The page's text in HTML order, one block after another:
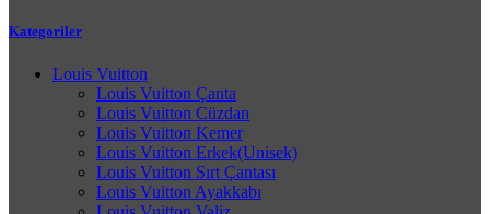
Kategoriler
Louis Vuitton
Louis Vuitton Çanta
Louis Vuitton Cüzdan
Louis Vuitton Kemer
Louis Vuitton Erkek(Unisek)
Louis Vuitton Sırt Çantası
Louis Vuitton Ayakkabı